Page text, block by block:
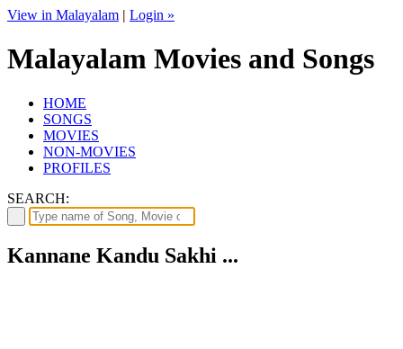
View in Malayalam | Login »
Malayalam Movies and Songs
HOME
SONGS
MOVIES
NON-MOVIES
PROFILES
SEARCH:
Kannane Kandu Sakhi ...